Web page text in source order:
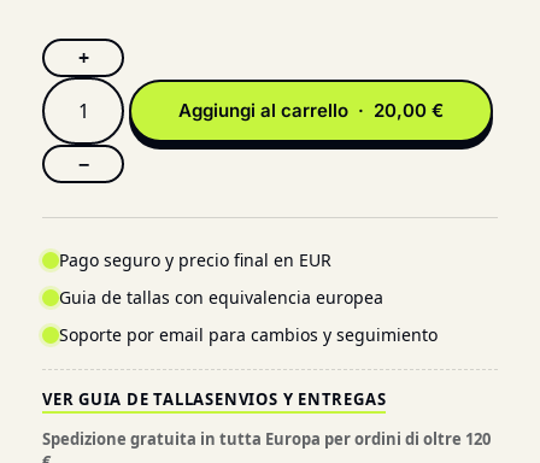
+
−
Aggiungi al carrello · 20,00 €
Pago seguro y precio final en EUR
Guia de tallas con equivalencia europea
Soporte por email para cambios y seguimiento
VER GUIA DE TALLASENVIOS Y ENTREGAS
Spedizione gratuita in tutta Europa per ordini di oltre 120